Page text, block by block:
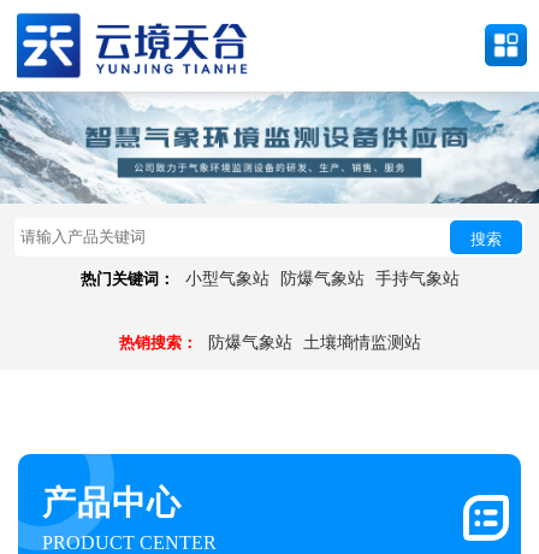
搜索
热门关键词： 小型气象站 防爆气象站 手持气象站
热销搜索： 防爆气象站 土壤墒情监测站
产品中心
PRODUCT CENTER